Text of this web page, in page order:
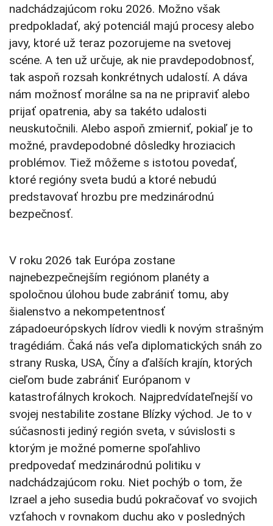
nadchádzajúcom roku 2026. Možno však
predpokladať, aký potenciál majú procesy alebo
javy, ktoré už teraz pozorujeme na svetovej
scéne. A ten už určuje, ak nie pravdepodobnosť,
tak aspoň rozsah konkrétnych udalostí. A dáva
nám možnosť morálne sa na ne pripraviť alebo
prijať opatrenia, aby sa takéto udalosti
neuskutočnili. Alebo aspoň zmierniť, pokiaľ je to
možné, pravdepodobné dôsledky hroziacich
problémov. Tiež môžeme s istotou povedať,
ktoré regióny sveta budú a ktoré nebudú
predstavovať hrozbu pre medzinárodnú
bezpečnosť.
V roku 2026 tak Európa zostane
najnebezpečnejším regiónom planéty a
spoločnou úlohou bude zabrániť tomu, aby
šialenstvo a nekompetentnosť
západoeurópskych lídrov viedli k novým strašným
tragédiám. Čaká nás veľa diplomatických snáh zo
strany Ruska, USA, Číny a ďalších krajín, ktorých
cieľom bude zabrániť Európanom v
katastrofálnych krokoch. Najpredvídateľnejší vo
svojej nestabilite zostane Blízky východ. Je to v
súčasnosti jediný región sveta, v súvislosti s
ktorým je možné pomerne spoľahlivo
predpovedať medzinárodnú politiku v
nadchádzajúcom roku. Niet pochýb o tom, že
Izrael a jeho susedia budú pokračovať vo svojich
vzťahoch v rovnakom duchu ako v posledných